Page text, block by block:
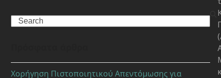
Search
Χορήγηση Πιστοποιητικού Απεντόμωσης για